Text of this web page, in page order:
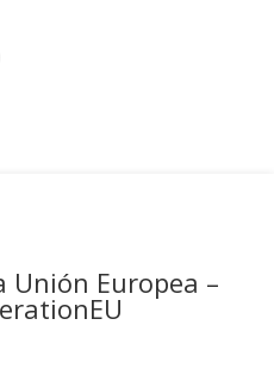
Unión Europea –